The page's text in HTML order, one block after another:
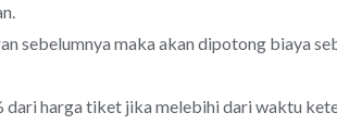
sebelumnya maka akan dipotong biaya
dari harga tiket jika melebihi dari waktu